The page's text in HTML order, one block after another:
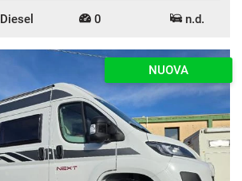
Diesel 0 n.d.
NUOVA